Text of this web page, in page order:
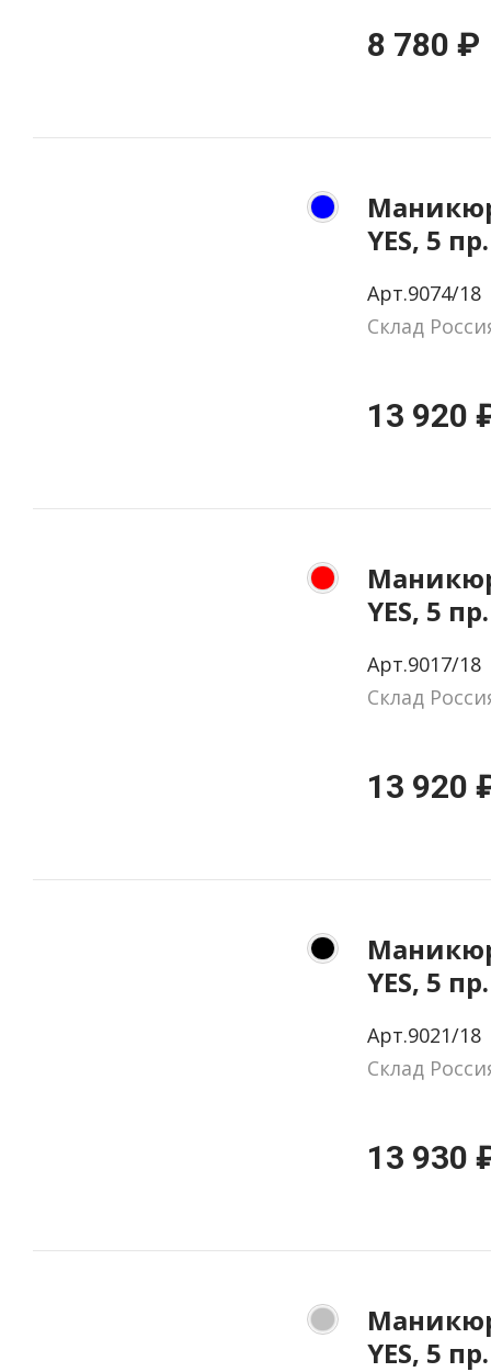
8 780 ₽
YES, 5
цвет
Арт.9074/18
Склад
13 920
YES, 5
цвет
Арт.9017/18
Склад
13 920
YES, 5
цвет
Арт.9021/18
Склад
13 930
YES, 5